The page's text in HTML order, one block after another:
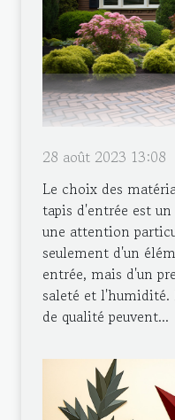
28 août 2023 13:08
Le choix des
tapis d'entrée est
une attention
seulement d'un
entrée, mais d'un
saleté et l'humidité.
de qualité peuvent...